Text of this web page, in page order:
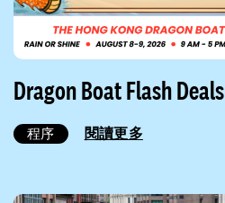
Dragon Boat Flash Deals
程序 閱讀更多